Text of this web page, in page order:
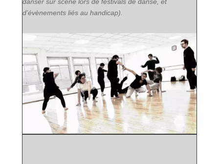
d’évènements liés au handicap).